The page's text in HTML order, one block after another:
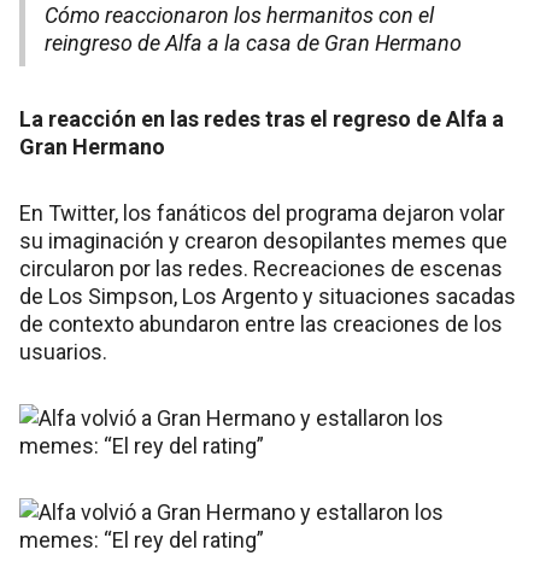
Cómo reaccionaron los hermanitos con el
reingreso de Alfa a la casa de Gran Hermano
La reacción en las redes tras el regreso de Alfa a
Gran Hermano
En Twitter, los fanáticos del programa dejaron volar
su imaginación y crearon desopilantes memes que
circularon por las redes. Recreaciones de escenas
de Los Simpson, Los Argento y situaciones sacadas
de contexto abundaron entre las creaciones de los
usuarios.